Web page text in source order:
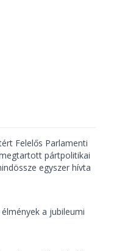
Felelős Parlamenti
pártpolitikai
egyszer hívta
a jubileumi